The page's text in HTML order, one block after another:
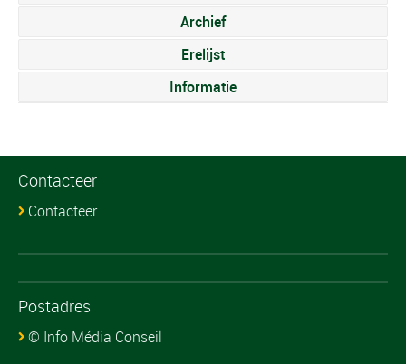
Archief
Erelijst
Informatie
Contacteer
Contacteer
Postadres
© Info Média Conseil